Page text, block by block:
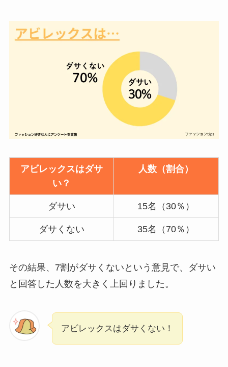
アビレックスはダサ
い？
人数（割合）
ダサい 15名（30％）
ダサくない 35名（70％）
その結果、7割がダサくないという意見で、ダサい
と回答した人数を大きく上回りました。
アビレックスはダサくない！